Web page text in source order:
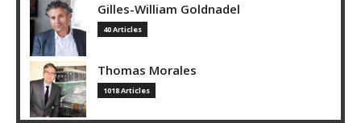
Gilles-William Goldnadel
40 Articles
Thomas Morales
1018 Articles